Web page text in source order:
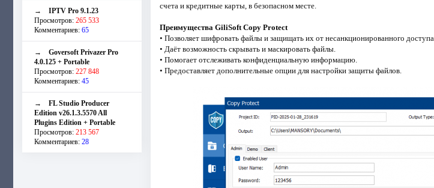
→ IPTV Pro 9.1.23
Просмотров: 265 533
Комментариев: 65
→ Goversoft Privazer Pro
4.0.125 + Portable
Просмотров: 227 848
Комментариев: 45
→ FL Studio Producer
Edition v26.1.3.5570 All
Plugins Edition + Portable
Просмотров: 213 567
Комментариев: 28
счета и кредитные карты, в безопасном месте.
Преимущества GiliSoft Copy Protect
• Позволяет шифровать файлы и защищать их от несанкционированного доступа.
• Даёт возможность скрывать и маскировать файлы.
• Помогает отслеживать конфиденциальную информацию.
• Предоставляет дополнительные опции для настройки защиты файлов.